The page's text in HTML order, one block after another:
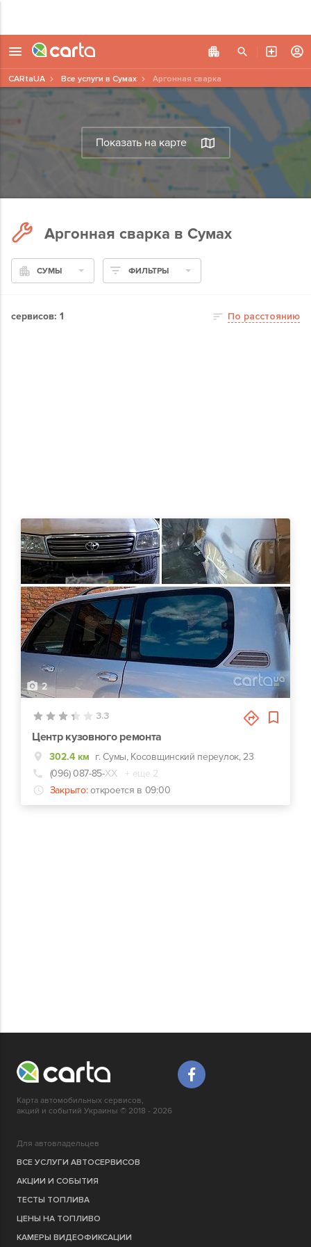
Показать на карте
CARtaUA Все услуги в Сумах Аргонная сварка
Аргонная сварка в Сумах
СУМЫ ФИЛЬТРЫ
сервисов: 1 По расстоянию
2
3.3
Центр кузовного ремонта
302.4 км г. Сумы, Косовщинский переулок, 23
(096) 087-85-ХХ
+ еще 2
Закрыто: откроется в 09:00
Карта автомобильных сервисов,
акций и событий Украины © 2018 - 2026
Для автовладельцев
ВСЕ УСЛУГИ АВТОСЕРВИСОВ
АКЦИИ И СОБЫТИЯ
ТЕСТЫ ТОПЛИВА
ЦЕНЫ НА ТОПЛИВО
КАМЕРЫ ВИДЕОФИКСАЦИИ